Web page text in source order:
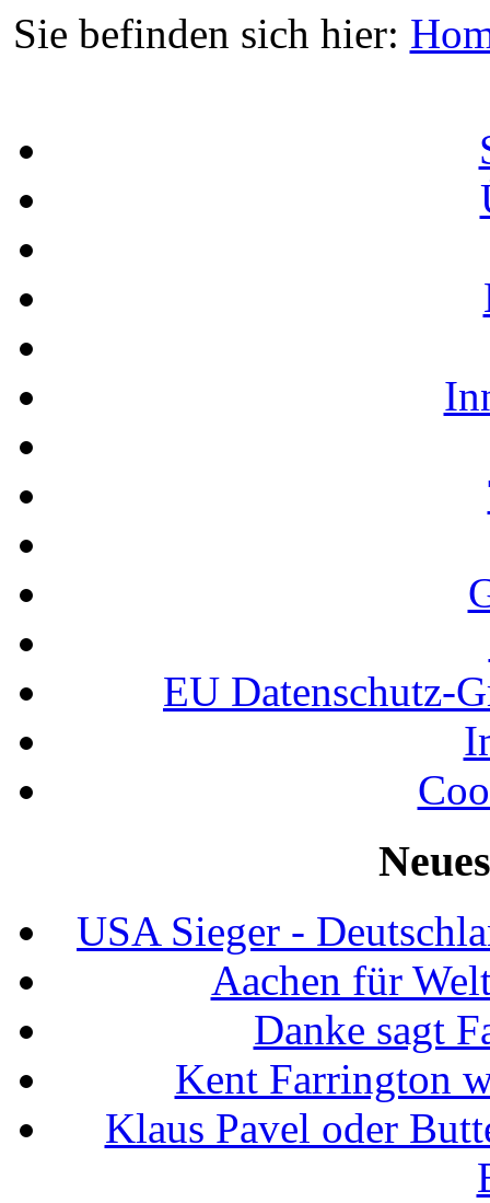
Sie befinden sich hier:
EU Datenschutz-
USA Sieger -
Aachen für
Danke sagt
Kent Farrington
Klaus Pavel oder